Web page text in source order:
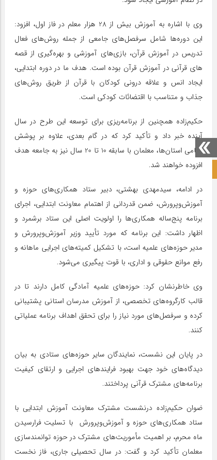
صفحه نخست آکادمی علمی
وی با اشاره به آموزش بیش از 28 هزار معلم در فاز اول، افزود:
این دوره‌ها شامل سرفصل‌های جامعی از جمله روش‌های فعال
تدریس در آموزش قرآن، بازی‌های آموزشی و بهره‌گیری از قصه
های قرآنی در آموزش قرآن بوده است. هدف ما در دوره ابتدایی،
ایجاد انس و علاقه درونی کودکان با قرآن از طریق روش‌های
جذاب و متناسب با اقتضائات کودکی است.
حکیم‌زاده همچنین از برنامه‌ریزی برای توسعه این طرح در سال
آینده خبر داد و تأکید کرد که در گام بعدی، علاوه بر پوشش
تمامی استان‌ها، معلمان با سابقه 10 تا 20 سال نیز به جامعه هدف
افزوده خواهند شد.
در ادامه، سیدمهدی بهشتی، دبیر ستاد همکاری‌های حوزه و
آموزش‌وپرورش، ضمن قدردانی از اهتمام معاونت ابتدایی، اجرای
برنامه پنج‌ساله همکاری‌ها را اولویت اصلی این ستاد برشمرد و
اظهار داشت: این برنامه که مورد تأیید وزیر آموزش‌وپرورش و
مدیر حوزه‌های علمیه است، با تشکیل کمیته‌های اجرایی ماهانه و
رفع موانع حقوقی و اداری، با قوت پیگیری می‌شود.
وی خاطرنشان کرد: حوزه‌های علمیه آمادگی کامل دارند تا در
قالب کارگروه‌های تخصصی، از آموزش مدرسان استانی پشتیبانی
کرده و سرفصل‌های مورد نیاز را برای تحقق اهداف برنامه عملیاتی
کنند.
در پایان این نشست، نمایندگان سایر حوزه‌های ستادی به بیان
دیدگاه‌های خود جهت بهبود فرایندهای اجرایی و ارتقای کیفیت
برنامه‌های مشترک قرآنی پرداختند.
ضوان حکیم‌زاده درنشست مشترک معاونت آموزش ابتدایی با
ستاد همکاری‌های حوزه و آموزش‌وپرورش با تسلیت فرارسیدن
ماه محرم، بر اهمیت مأموریت‌های مشترک در حوزه توانمندسازی
معلمان تأکید کرد و گفت: در سال تحصیلی جاری، فاز نخست